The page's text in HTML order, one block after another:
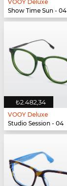
VOOY Deluxe
Show Time Sun - 04
₺2.482,34
VOOY Deluxe
Studio Session - 04